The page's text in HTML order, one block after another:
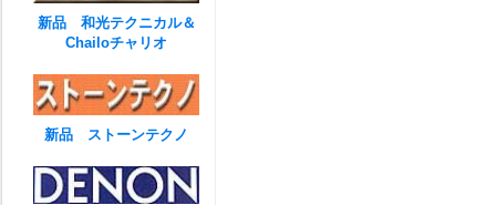
新品 和光テクニカル＆
Chailoチャリオ
新品 ストーンテクノ